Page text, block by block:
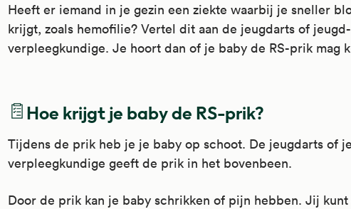
Heeft er iemand in je gezin een ziekte waarbij je sneller
krijgt, zoals hemofilie? Vertel dit aan de jeugdarts of jeugd-
verpleegkundige. Je hoort dan of je baby de RS-prik mag
Hoe krijgt je baby de RS-prik?
Tijdens de prik heb je je baby op schoot. De jeugdarts of
verpleegkundige geeft de prik in het bovenbeen.
Door de prik kan je baby schrikken of pijn hebben. Jij kunt